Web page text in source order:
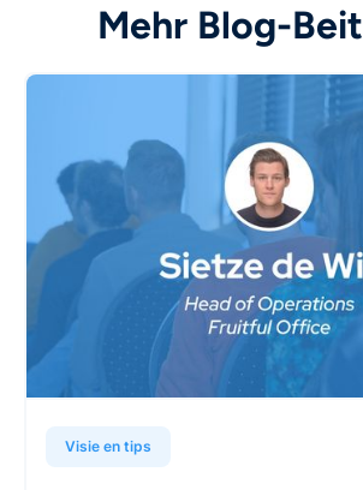
Mehr Blog-
Visie en tips